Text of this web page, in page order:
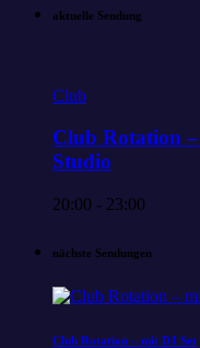
aktuelle Sendung
Club
Club Rotation
Studio
20:00 - 23:00
nächste Sendungen
Club Rotation – mit DJ Set